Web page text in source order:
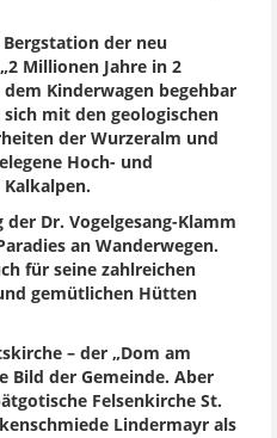
der neu
Millionen Jahre in 2
Kinderwagen begehbar
mit den geologischen
der Wurzeralm und
Hoch- und
Dr. Vogelgesang-Klamm
an Wanderwegen.
für seine zahlreichen
gemütlichen Hütten
– der „Dom am
Bild der Gemeinde. Aber
Felsenkirche St.
Lindermayr als